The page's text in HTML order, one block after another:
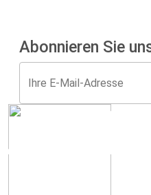
Abonnieren Sie